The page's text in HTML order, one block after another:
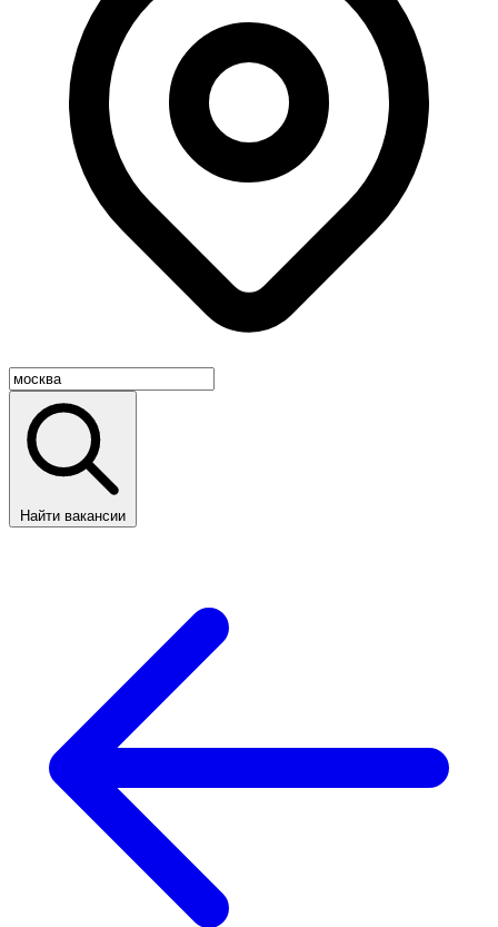
Найти вакансии